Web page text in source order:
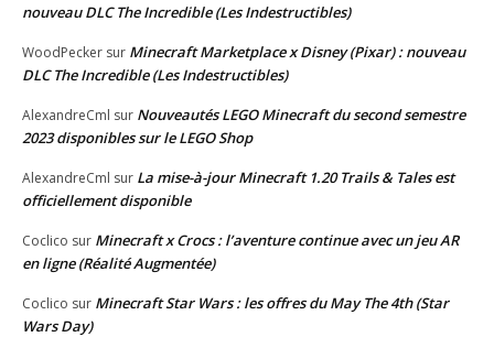
nouveau DLC The Incredible (Les Indestructibles)
WoodPecker sur Minecraft Marketplace x Disney (Pixar) : nouveau
DLC The Incredible (Les Indestructibles)
AlexandreCml sur Nouveautés LEGO Minecraft du second semestre
2023 disponibles sur le LEGO Shop
AlexandreCml sur La mise-à-jour Minecraft 1.20 Trails & Tales est
officiellement disponible
Coclico sur Minecraft x Crocs : l’aventure continue avec un jeu AR
en ligne (Réalité Augmentée)
Coclico sur Minecraft Star Wars : les offres du May The 4th (Star
Wars Day)